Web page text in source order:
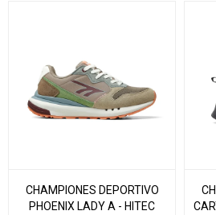
CHAMPIONES DEPORTIVO
PHOENIX LADY A - HITEC